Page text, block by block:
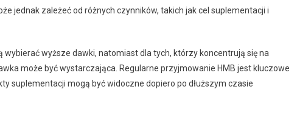
jednak zależeć od różnych czynników, takich jak cel suplementacji i
wyższe dawki, natomiast dla tych, którzy koncentrują się na
może być wystarczająca. Regularne przyjmowanie HMB jest kluczowe
suplementacji mogą być widoczne dopiero po dłuższym czasie